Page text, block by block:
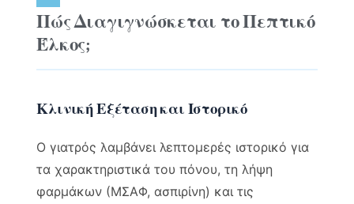
Πώς Διαγιγνώσκεται το Πεπτικό
Έλκος;
Κλινική Εξέταση και Ιστορικό
Ο γιατρός λαμβάνει λεπτομερές ιστορικό για
τα χαρακτηριστικά του πόνου, τη λήψη
φαρμάκων (ΜΣΑΦ, ασπιρίνη) και τις